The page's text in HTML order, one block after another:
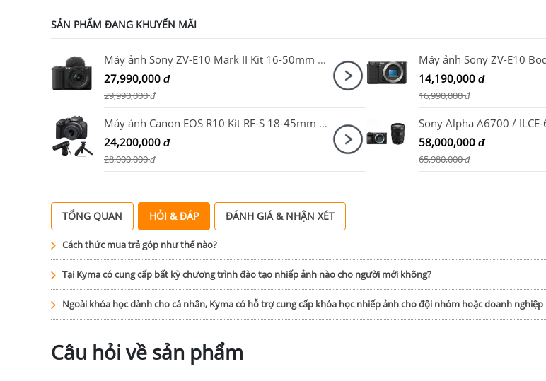
SẢN PHẨM ĐANG KHUYẾN MÃI
Máy ảnh Sony ZV-E10 Mark II Kit 16-50mm F3.5-5.6 OSS II Đen
27,990,000 đ
29,990,000đ
Máy ảnh Sony ZV-E10
14,190,000 đ
16,990,000đ
Máy ảnh Canon EOS R10 Kit RF-S 18-45mm F4.5-6.3 IS STM + Microphone Canon DM-E100 + Báng tay cầm Canon HG-100TBR
24,200,000 đ
28,000,000đ
58,000,000 đ
65,980,000đ
TỔNG QUAN HỎI & ĐÁP ĐÁNH GIÁ & NHẬN XÉT
Cách thức mua trả góp như thế nào?
Tại Kyma có cung cấp bất kỳ chương trình đào tạo nhiếp ảnh nào cho người mới không?
Ngoài khóa học dành cho cá nhân, Kyma có hỗ trợ cung cấp khóa học nhiếp ảnh cho đội nhóm hoặc doanh nghiệp
Câu hỏi về sản phẩm